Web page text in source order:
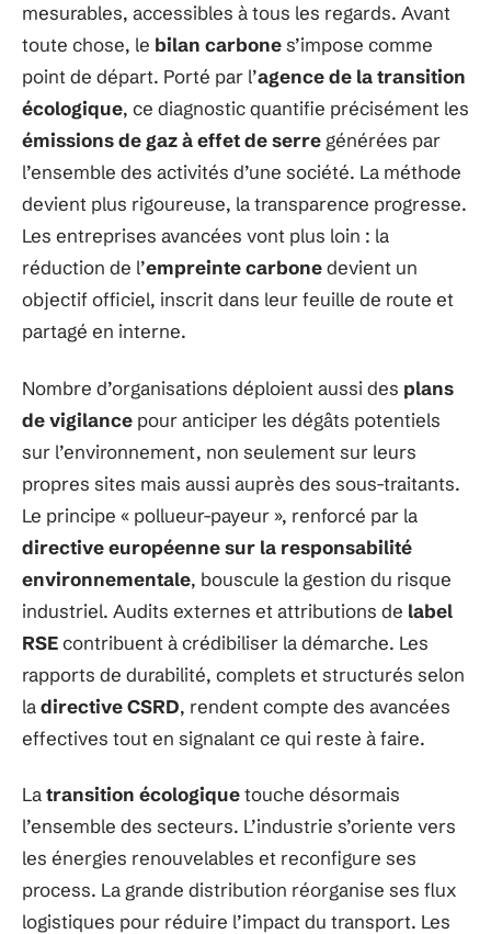
mesurables, accessibles à tous les regards. Avant
toute chose, le bilan carbones’impose comme
point de départ. Porté par l’agence de la transition
écologique, ce diagnostic quantifie précisément les
émissions de gaz à effet de serre générées par
l’ensemble des activités d’une société. La méthode
devient plus rigoureuse, la transparence progresse.
Les entreprises avancées vont plus loin : la
réduction de l’empreinte carbonedevient un
objectif officiel, inscrit dans leur feuille de route et
partagé en interne.
Nombre d’organisations déploient aussi des plans
de vigilance pour anticiper les dégâts potentiels
sur l’environnement, non seulement sur leurs
propres sites mais aussi auprès des sous-traitants.
Le principe « pollueur-payeur », renforcé par la
directive européenne sur la responsabilité
environnementale, bouscule la gestion du risque
industriel. Audits externes et attributions de label
RSEcontribuent à crédibiliser la démarche. Les
rapports de durabilité, complets et structurés selon
ladirective CSRD, rendent compte des avancées
effectives tout en signalant ce qui reste à faire.
Latransition écologiquetouche désormais
l’ensemble des secteurs. L’industrie s’oriente vers
les énergies renouvelables et reconfigure ses
process. La grande distribution réorganise ses flux
logistiques pour réduire l’impact du transport. Les